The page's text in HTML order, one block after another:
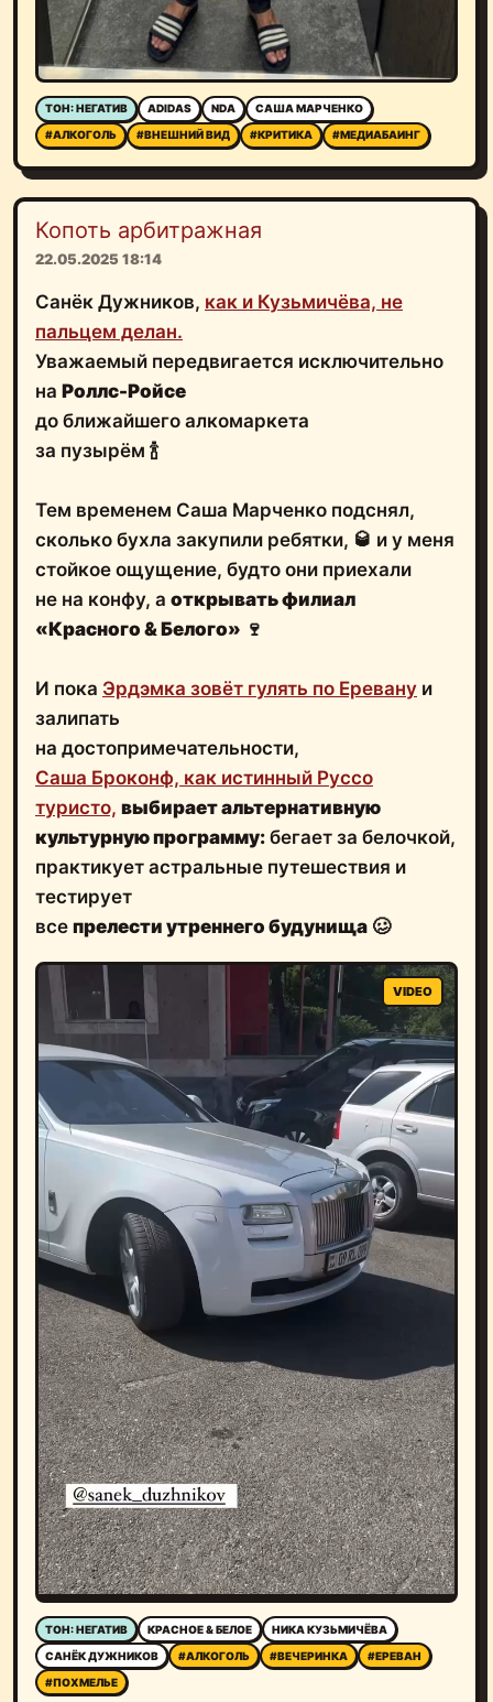
ТОН: НЕГАТИВ ADIDAS NDA
САША МАРЧЕНКО
#АЛКОГОЛЬ
#ВНЕШНИЙ ВИД #КРИТИКА #МЕДИАБАИНГ
Копоть арбитражная
22.05.2025 18:14
Санёк Дужников, как и Кузьмичёва, не
пальцем делан.
Уважаемый передвигается исключительно
на Роллс-Ройсе
до ближайшего алкомаркета
за пузырём 🍾
Тем временем Саша Марченко подснял,
сколько бухла закупили ребятки, 🥃 и у меня
стойкое ощущение, будто они приехали
не на конфу, а открывать филиал
«Красного & Белого» 🍷
И пока Эрдэмка зовёт гулять по Еревану и
залипать
на достопримечательности,
Саша Броконф, как истинный Руссо
туристо, выбирает альтернативную
культурную программу: бегает за белочкой,
практикует астральные путешествия и
тестирует
все прелести утреннего будунища 🥴
ТОН: НЕГАТИВ КРАСНОЕ & БЕЛОЕ
НИКА КУЗЬМИЧЁВА
САНЁК ДУЖНИКОВ
#АЛКОГОЛЬ #ВЕЧЕРИНКА
#ЕРЕВАН
#ПОХМЕЛЬЕ